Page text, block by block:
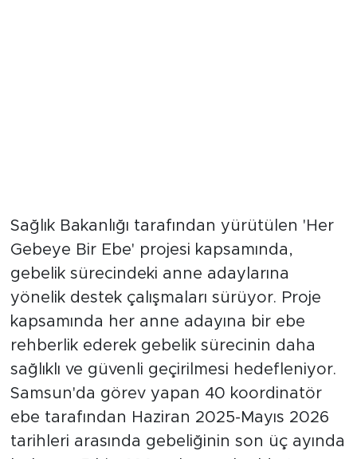
Sağlık Bakanlığı tarafından yürütülen 'Her
Gebeye Bir Ebe' projesi kapsamında,
gebelik sürecindeki anne adaylarına
yönelik destek çalışmaları sürüyor. Proje
kapsamında her anne adayına bir ebe
rehberlik ederek gebelik sürecinin daha
sağlıklı ve güvenli geçirilmesi hedefleniyor.
Samsun'da görev yapan 40 koordinatör
ebe tarafından Haziran 2025-Mayıs 2026
tarihleri arasında gebeliğinin son üç ayında